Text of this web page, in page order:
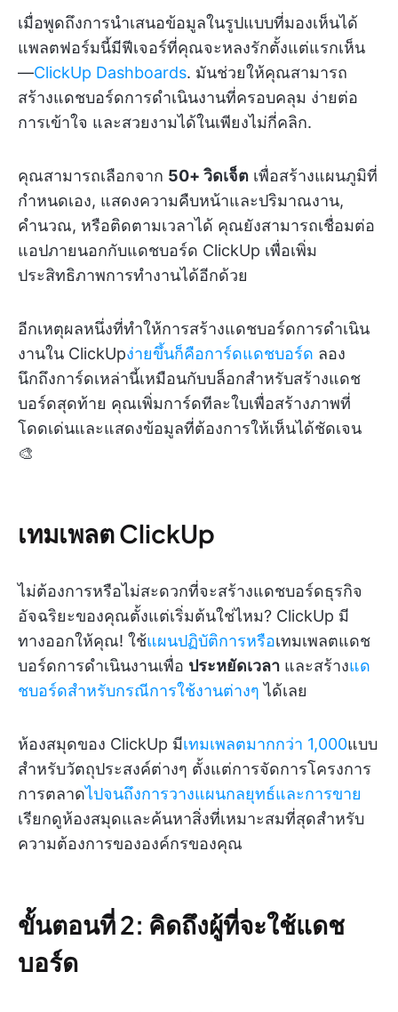
เมื่อพูดถึงการนำเสนอข้อมูลในรูปแบบที่มองเห็นได้
แพลตฟอร์มนี้มีฟีเจอร์ที่คุณจะหลงรักตั้งแต่แรกเห็น
—ClickUp Dashboards. มันช่วยให้คุณสามารถ
สร้างแดชบอร์ดการดำเนินงานที่ครอบคลุม ง่ายต่อ
การเข้าใจ และสวยงามได้ในเพียงไม่กี่คลิก.
คุณสามารถเลือกจาก 50+ วิดเจ็ต เพื่อสร้างแผนภูมิที่
กำหนดเอง, แสดงความคืบหน้าและปริมาณงาน,
คำนวณ, หรือติดตามเวลาได้ คุณยังสามารถเชื่อมต่อ
แอปภายนอกกับแดชบอร์ด ClickUp เพื่อเพิ่ม
ประสิทธิภาพการทำงานได้อีกด้วย
อีกเหตุผลหนึ่งที่ทำให้การสร้างแดชบอร์ดการดำเนิน
งานใน ClickUpง่ายขึ้นก็คือการ์ดแดชบอร์ด ลอง
นึกถึงการ์ดเหล่านี้เหมือนกับบล็อกสำหรับสร้างแดช
บอร์ดสุดท้าย คุณเพิ่มการ์ดทีละใบเพื่อสร้างภาพที่
โดดเด่นและแสดงข้อมูลที่ต้องการให้เห็นได้ชัดเจน
🎨
เทมเพลต ClickUp
ไม่ต้องการหรือไม่สะดวกที่จะสร้างแดชบอร์ดธุรกิจ
อัจฉริยะของคุณตั้งแต่เริ่มต้นใช่ไหม? ClickUp มี
ทางออกให้คุณ! ใช้แผนปฏิบัติการหรือเทมเพลตแดช
บอร์ดการดำเนินงานเพื่อ ประหยัดเวลา และสร้างแด
ชบอร์ดสำหรับกรณีการใช้งานต่างๆ ได้เลย
ห้องสมุดของ ClickUp มีเทมเพลตมากกว่า 1,000แบบ
สำหรับวัตถุประสงค์ต่างๆ ตั้งแต่การจัดการโครงการ
การตลาดไปจนถึงการวางแผนกลยุทธ์และการขาย
เรียกดูห้องสมุดและค้นหาสิ่งที่เหมาะสมที่สุดสำหรับ
ความต้องการขององค์กรของคุณ
ขั้นตอนที่ 2: คิดถึงผู้ที่จะใช้แดช
บอร์ด